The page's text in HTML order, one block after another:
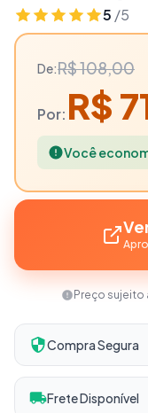
Principal
Mop Saco
Home
5 /5
De:R$ 108,00
Por: R$
Você
Preço sujeito
Compra Segura
Frete Disponível